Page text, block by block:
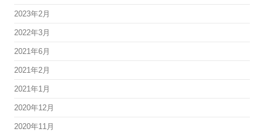
2023年2月
2022年3月
2021年6月
2021年2月
2021年1月
2020年12月
2020年11月